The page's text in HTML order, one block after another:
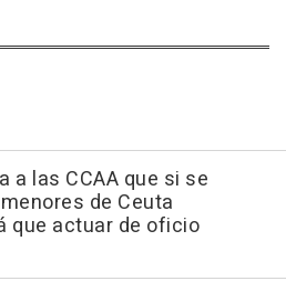
a las CCAA que si se
de Ceuta
que actuar de oficio